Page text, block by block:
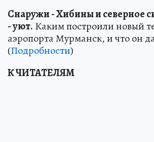
Снаружи - Хибины и северное
- уют. Каким построили новый
аэропорта Мурманск, и что он
(Подробности)
К ЧИТАТЕЛЯМ